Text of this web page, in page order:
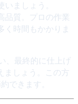
ましょう。
品質。プロの作業
く時間もかかりま
、最終的に仕上げ
ましょう。この方
できます。